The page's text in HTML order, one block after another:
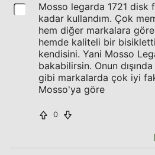
Mosso legarda 1721 disk
kadar kullandım. Çok
hem diğer markalara
hemde kaliteli bir
kendisini. Yani Mosso
bakabilirsin. Onun
gibi markalarda çok iyi
Mosso'ya göre
0